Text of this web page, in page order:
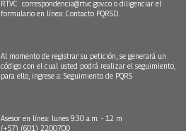
RTVC correspondencia@rtvc.gov.co o diligenciar el
formulario en línea: Contacto PQRSD.
Al momento de registrar su petición, se generará un
código con el cual usted podrá realizar el seguimiento,
para ello, ingrese a: Seguimiento de PQRS
Asesor en línea: lunes 9:30 a.m. - 12 m
(+57) (601) 2200700